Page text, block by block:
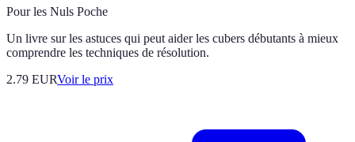
Pour les Nuls Poche
Un livre sur les astuces qui peut aider les cubers débutants à mieux
comprendre les techniques de résolution.
2.79 EURVoir le prix